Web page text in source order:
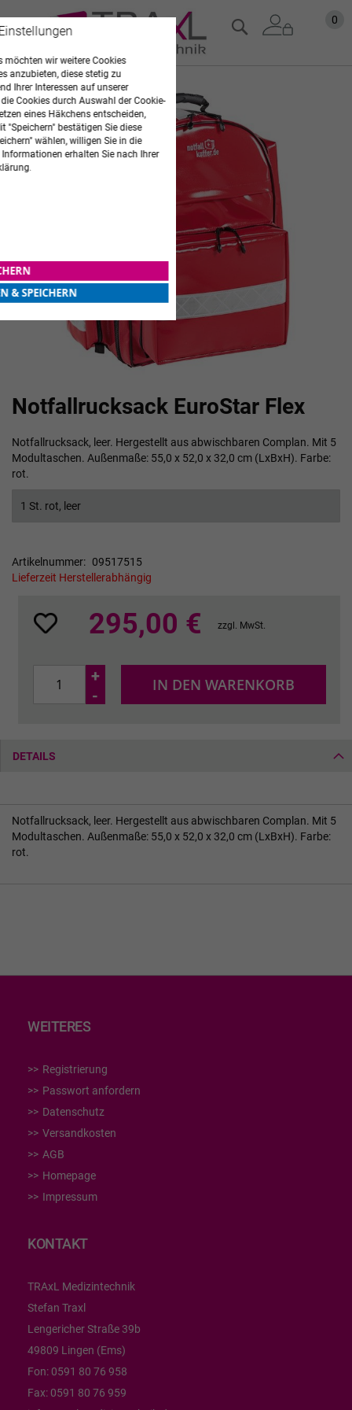
Zum
Inhalt
0
Suche
Notfallrucksack EuroStar Flex
Notfallrucksack, leer. Hergestellt aus abwischbaren Complan. Mit 5
Modultaschen. Außenmaße: 55,0 x 52,0 x 32,0 cm (LxBxH). Farbe:
rot.
1 St. rot, leer
Artikelnummer
09517515
Lieferzeit Herstellerabhängig
295,00 € zzgl. MwSt.
+
-
IN DEN WARENKORB
Zum
Ende
der
Bildgalerie
springen
Anfang
der
springen
DETAILS
Notfallrucksack, leer. Hergestellt aus abwischbaren Complan. Mit 5
Modultaschen. Außenmaße: 55,0 x 52,0 x 32,0 cm (LxBxH). Farbe:
rot.
WEITERES
Registrierung
Passwort anfordern
Datenschutz
Versandkosten
AGB
Homepage
Impressum
KONTAKT
TRAxL Medizintechnik
Stefan Traxl
Lengericher Straße 39b
49809 Lingen (Ems)
Fon: 0591 80 76 958
Fax: 0591 80 76 959
möchten wir weitere Cookies
anzubieten, diese stetig zu
Ihrer Interessen auf unserer
Cookies durch Auswahl der Cookie-
eines Häkchens entscheiden,
"Speichern" bestätigen Sie diese
wählen, willigen Sie in die
erhalten Sie nach Ihrer
& SPEICHERN